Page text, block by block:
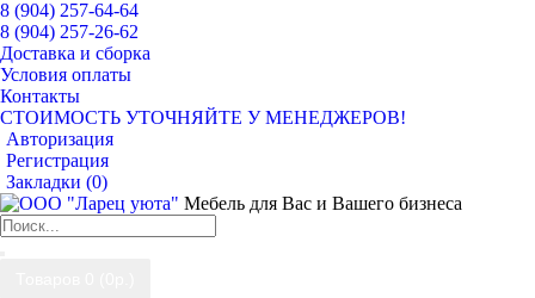
8 (904) 257-64-64
8 (904) 257-26-62
Доставка и сборка
Условия оплаты
Контакты
СТОИМОСТЬ УТОЧНЯЙТЕ У МЕНЕДЖЕРОВ!
Авторизация
Регистрация
Закладки (0)
Мебель для Вас и Вашего бизнеса